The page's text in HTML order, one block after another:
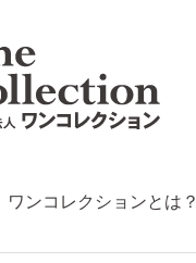
ワンコレクションとは？